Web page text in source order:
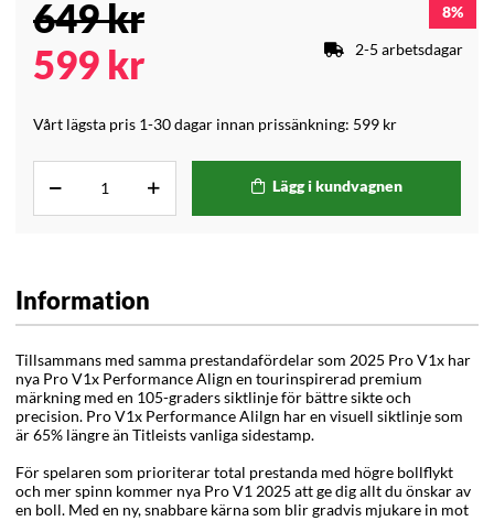
649kr
599 kr
Vårt lägsta pris 1-30 dagar innan prissänkning: 599 kr
8
2-5 arbetsdagar
Lägg i kundvagnen
Information
Tillsammans med samma prestandafördelar som 2025 Pro V1x har
nya Pro V1x PerformanceAlign en tourinspirerad premium
märkning med en 105-graders siktlinjeför bättre sikte och
precision. Pro V1x PerformanceAlilgn har en visuell siktlinje som
är 65% längre än Titleists vanliga sidestamp.
För spelaren som prioriterar total prestanda med högre bollflykt
och mer spinn kommer nya Pro V1 2025 att ge dig allt du önskar av
en boll. Med en ny, snabbare kärna som blir gradvis mjukare in mot